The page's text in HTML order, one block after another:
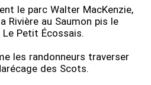
le parc Walter MacKenzie,
Rivière au Saumon pis le
Petit Écossais.
les randonneurs traverser
des Scots.